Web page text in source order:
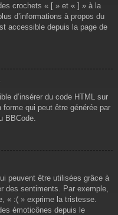
crochets « [ » et « ] » à la
d’informations à propos du
accessible depuis la page de
d’insérer du code HTML sur
qui peut être générée par
BBCode.
peuvent être utilisées grâce à
des sentiments. Par exemple,
« :( » exprime la tristesse.
émoticônes depuis le